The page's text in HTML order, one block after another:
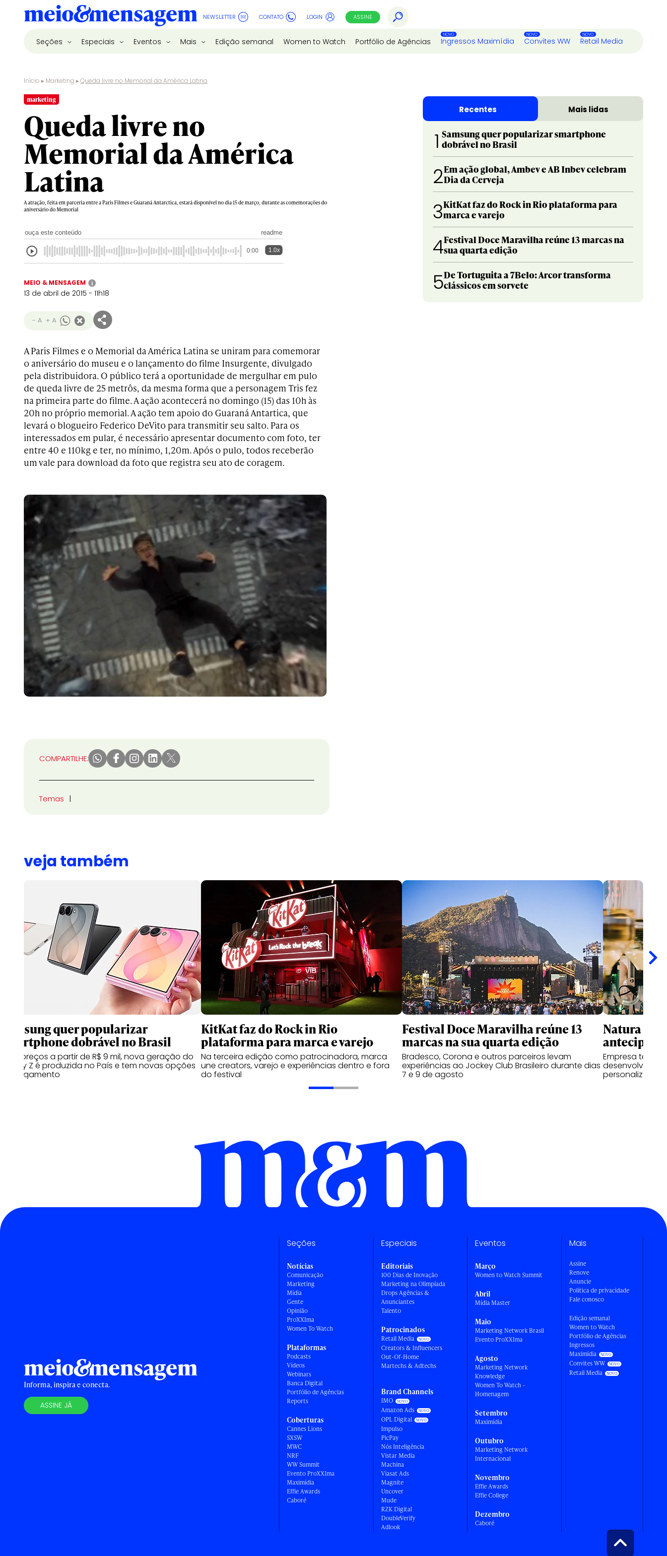
NEWSLETTER CONTATO LOGIN ASSINE
Seções Especiais Eventos Mais Edição semanal Women to Watch Portfólio de Agências Ingressos Maximídia Convites WW Retail Media
Início ▸ Marketing ▸Queda livre no Memorial da América Latina
marketing
Queda livre no
Memorial da América
Latina
A atração, feita em parceria entre a Paris Filmes e Guaraná Antarctica, estará disponível no dia 15 de março, durante as comemorações do
aniversário do Memorial
ouça este conteúdo readme
0:00 1.0x
MEIO & MENSAGEM i
13 de abril de 2015 - 11h18
- A + A
A Paris Filmes e o Memorial da América Latina se uniram para comemorar
o aniversário do museu e o lançamento do filme Insurgente, divulgado
pela distribuidora. O público terá a oportunidade de mergulhar em pulo
de queda livre de 25 metrôs, da mesma forma que a personagem Tris fez
na primeira parte do filme. A ação acontecerá no domingo (15) das 10h às
20h no próprio memorial. A ação tem apoio do Guaraná Antartica, que
levará o blogueiro Federico DeVito para transmitir seu salto. Para os
interessados em pular, é necessário apresentar documento com foto, ter
entre 40 e 110kg e ter, no mínimo, 1,20m. Após o pulo, todos receberão
um vale para download da foto que registra seu ato de coragem.
COMPARTILHE:
Temas
Recentes Mais lidas
1 Samsung quer popularizar smartphone
dobrável no Brasil
2Em ação global, Ambev e AB Inbev celebram
Dia da Cerveja
3KitKat faz do Rock in Rio plataforma para
marca e varejo
4Festival Doce Maravilha reúne 13 marcas na
sua quarta edição
5De Tortuguita a 7Belo: Arcor transforma
clássicos em sorvete
veja também
Samsung quer popularizar
smartphone dobrável no Brasil
Com preços a partir de R$ 9 mil, nova geração do
Galaxy Z é produzida no País e tem novas opções
de pagamento
KitKat faz do Rock in Rio
plataforma para marca e varejo
Na terceira edição como patrocinadora, marca
une creators, varejo e experiências dentro e fora
do festival
Festival Doce Maravilha reúne 13
marcas na sua quarta edição
Bradesco, Corona e outros parceiros levam
experiências ao Jockey Club Brasileiro durante dias
7 e 9 de agosto
Natura
antecipar
Empresa testa
desenvolvem
personalizadas
Informa, inspira e conecta.
ASSINE JÁ
Seções
Notícias
Comunicação
Marketing
Mídia
Gente
Opinião
ProXXIma
Women To Watch
Plataformas
Podcasts
Vídeos
Webinars
Banca Digital
Portfólio de Agências
Reports
Coberturas
Cannes Lions
SXSW
MWC
NRF
WW Summit
Evento ProXXIma
Maximídia
Effie Awards
Caboré
Especiais
Editoriais
100 Dias de Inovação
Marketing na Olimpíada
Drops Agências &
Anunciantes
Talento
Patrocinados
Retail Media
Creators & Influencers
Out-Of-Home
Martechs & Adtechs
Brand Channels
IMO
Amazon Ads
OPL Digital
Impulso
PicPay
Nós Inteligência
Vistar Media
Machina
Viasat Ads
Magnite
Uncover
Mude
RZK Digital
DoubleVerify
Adlook
Eventos
Março
Women to Watch Summit
Abril
Mídia Master
Maio
Marketing Network Brasil
Evento ProXXIma
Agosto
Marketing Network
Knowledge
Women To Watch -
Homenagem
Setembro
Maximídia
Outubro
Marketing Network
Internacional
Novembro
Effie Awards
Effie College
Dezembro
Caboré
Mais
Assine
Renove
Anuncie
Política de privacidade
Fale conosco
Edição semanal
Women to Watch
Portfólio de Agências
Ingressos
Maximídia
Convites WW
Retail Media